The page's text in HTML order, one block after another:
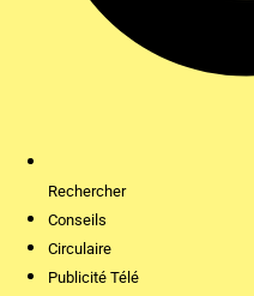
Rechercher
Conseils
Circulaire
Publicité Télé